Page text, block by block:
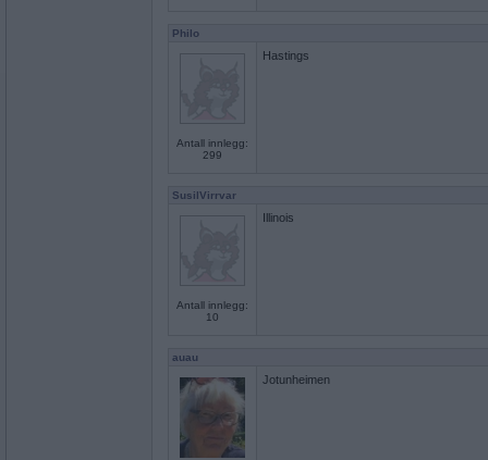
Philo
Antall innlegg:
299
Hastings
SusilVirrvar
Antall innlegg:
10
Illinois
auau
Jotunheimen